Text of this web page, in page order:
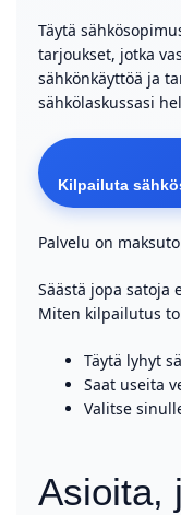
Täytä
tarjoukset, jotka
sähkönkäyttöä ja
sähkölaskussasi
Kilpailuta
Palvelu on
Säästä jopa satoja
Miten kilpailutus
Täytä lyhyt
Saat useita
Valitse
Asioita,